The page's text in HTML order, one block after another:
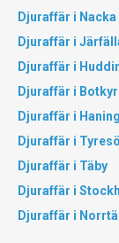
Djuraffär i Nacka
Djuraffär i
Djuraffär i
Djuraffär i
Djuraffär i
Djuraffär i Tyresö
Djuraffär i Täby
Djuraffär i
Djuraffär i